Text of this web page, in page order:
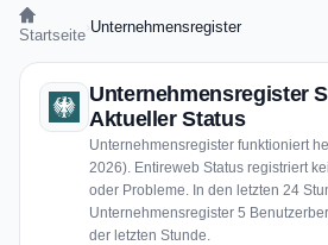
Startseite Unternehmensregister
Unternehmensregister
Aktueller Status
Unternehmensregister funktioniert
2026). Entireweb Status registriert
oder Probleme. In den letzten 24
Unternehmensregister 5
der letzten Stunde.